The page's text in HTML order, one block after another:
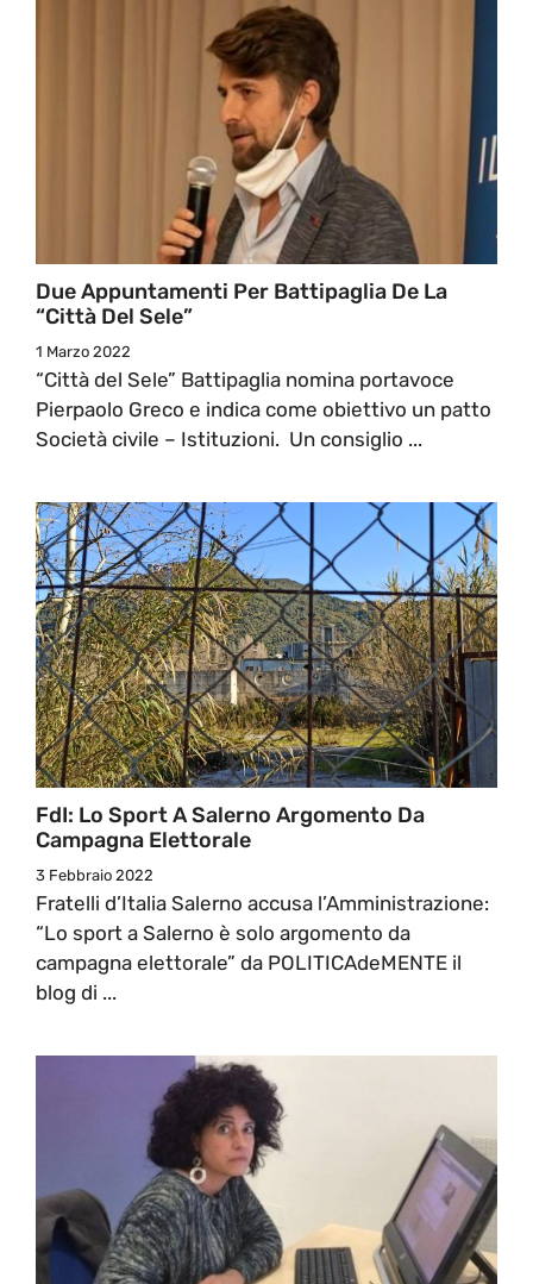
Due Appuntamenti Per Battipaglia De La
“Città Del Sele”
1 Marzo 2022
“Città del Sele” Battipaglia nomina portavoce
Pierpaolo Greco e indica come obiettivo un patto
Società civile – Istituzioni. Un consiglio ...
FdI: Lo Sport A Salerno Argomento Da
Campagna Elettorale
3 Febbraio 2022
Fratelli d’Italia Salerno accusa l’Amministrazione:
“Lo sport a Salerno è solo argomento da
campagna elettorale” da POLITICAdeMENTE il
blog di ...